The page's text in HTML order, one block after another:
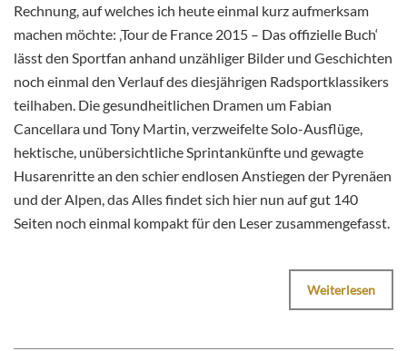
Rechnung, auf welches ich heute einmal kurz aufmerksam
machen möchte: ‚Tour de France 2015 – Das offizielle Buch‘
lässt den Sportfan anhand unzähliger Bilder und Geschichten
noch einmal den Verlauf des diesjährigen Radsportklassikers
teilhaben. Die gesundheitlichen Dramen um Fabian
Cancellara und Tony Martin, verzweifelte Solo-Ausflüge,
hektische, unübersichtliche Sprintankünfte und gewagte
Husarenritte an den schier endlosen Anstiegen der Pyrenäen
und der Alpen, das Alles findet sich hier nun auf gut 140
Seiten noch einmal kompakt für den Leser zusammengefasst.
Weiterlesen